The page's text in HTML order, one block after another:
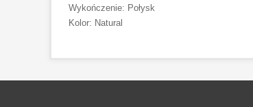
Wykończenie: Połysk
Kolor: Natural